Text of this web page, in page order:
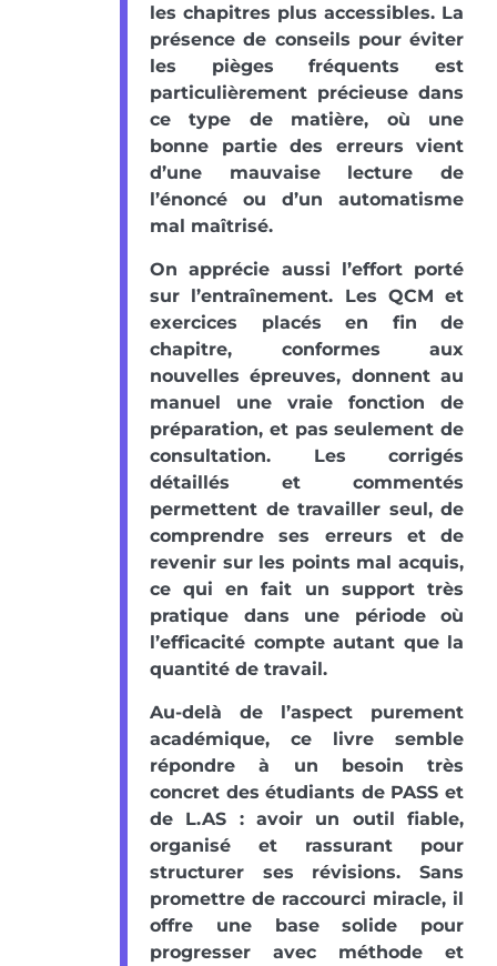
les chapitres plus accessibles. La
présence de conseils pour éviter
les pièges fréquents est
particulièrement précieuse dans
ce type de matière, où une
bonne partie des erreurs vient
d’une mauvaise lecture de
l’énoncé ou d’un automatisme
mal maîtrisé.
On apprécie aussi l’effort porté
sur l’entraînement. Les QCM et
exercices placés en fin de
chapitre, conformes aux
nouvelles épreuves, donnent au
manuel une vraie fonction de
préparation, et pas seulement de
consultation. Les corrigés
détaillés et commentés
permettent de travailler seul, de
comprendre ses erreurs et de
revenir sur les points mal acquis,
ce qui en fait un support très
pratique dans une période où
l’efficacité compte autant que la
quantité de travail.
Au-delà de l’aspect purement
académique, ce livre semble
répondre à un besoin très
concret des étudiants de PASS et
de L.AS : avoir un outil fiable,
organisé et rassurant pour
structurer ses révisions. Sans
promettre de raccourci miracle, il
offre une base solide pour
progresser avec méthode et